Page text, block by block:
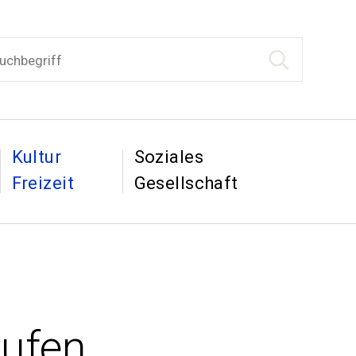
Suche starten
Kultur&
Freizeit
Soziales
Gesellschaft